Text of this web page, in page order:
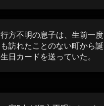
行方不明の息子は、生前一度
も訪れたことのない町から誕
生日カードを送っていた。